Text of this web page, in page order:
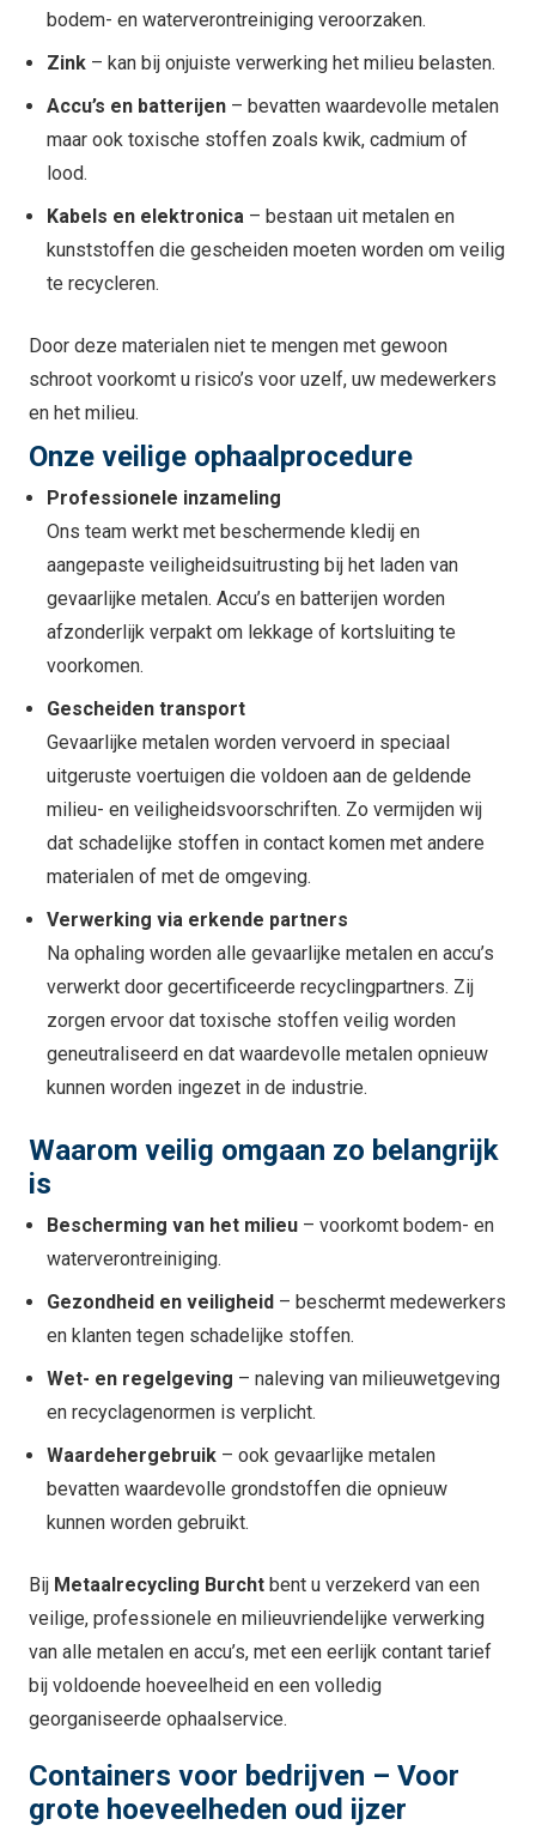
bodem- en waterverontreiniging veroorzaken.
Zink – kan bij onjuiste verwerking het milieu belasten.
Accu’s en batterijen – bevatten waardevolle metalen
maar ook toxische stoffen zoals kwik, cadmium of
lood.
Kabels en elektronica – bestaan uit metalen en
kunststoffen die gescheiden moeten worden om veilig
te recycleren.
Door deze materialen niet te mengen met gewoon
schroot voorkomt u risico’s voor uzelf, uw medewerkers
en het milieu.
Onze veilige ophaalprocedure
Professionele inzameling
Ons team werkt met beschermende kledij en
aangepaste veiligheidsuitrusting bij het laden van
gevaarlijke metalen. Accu’s en batterijen worden
afzonderlijk verpakt om lekkage of kortsluiting te
voorkomen.
Gescheiden transport
Gevaarlijke metalen worden vervoerd in speciaal
uitgeruste voertuigen die voldoen aan de geldende
milieu- en veiligheidsvoorschriften. Zo vermijden wij
dat schadelijke stoffen in contact komen met andere
materialen of met de omgeving.
Verwerking via erkende partners
Na ophaling worden alle gevaarlijke metalen en accu’s
verwerkt door gecertificeerde recyclingpartners. Zij
zorgen ervoor dat toxische stoffen veilig worden
geneutraliseerd en dat waardevolle metalen opnieuw
kunnen worden ingezet in de industrie.
Waarom veilig omgaan zo belangrijk
is
Bescherming van het milieu – voorkomt bodem- en
waterverontreiniging.
Gezondheid en veiligheid – beschermt medewerkers
en klanten tegen schadelijke stoffen.
Wet- en regelgeving – naleving van milieuwetgeving
en recyclagenormen is verplicht.
Waardehergebruik – ook gevaarlijke metalen
bevatten waardevolle grondstoffen die opnieuw
kunnen worden gebruikt.
Bij Metaalrecycling Burcht bent u verzekerd van een
veilige, professionele en milieuvriendelijke verwerking
van alle metalen en accu’s, met een eerlijk contant tarief
bij voldoende hoeveelheid en een volledig
georganiseerde ophaalservice.
Containers voor bedrijven – Voor
grote hoeveelheden oud ijzer